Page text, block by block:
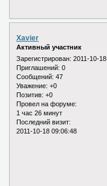
Xavier
Активный участник
Зарегистрирован: 2011-10-18
Приглашений: 0
Сообщений: 47
Уважение: +0
Позитив: +0
Провел на форуме:
1 час 26 минут
Последний визит:
2011-10-18 09:06:48